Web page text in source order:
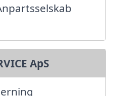
ApS